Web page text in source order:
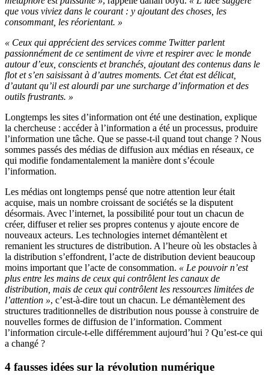
que vous viviez dans le courant : y ajoutant des choses, les
consommant, les réorientant. »
« Ceux qui apprécient des services comme Twitter parlent
passionnément de ce sentiment de vivre et respirer avec le monde
autour d’eux, conscients et branchés, ajoutant des contenus dans le
flot et s’en saisissant à d’autres moments. Cet état est délicat,
d’autant qu’il est alourdi par une surcharge d’information et des
outils frustrants. »
Longtemps les sites d’information ont été une destination, explique
la chercheuse : accéder à l’information a été un processus, produire
l’information une tâche. Que se passe-t-il quand tout change ? Nous
sommes passés des médias de diffusion aux médias en réseaux, ce
qui modifie fondamentalement la manière dont s’écoule
l’information.
Les médias ont longtemps pensé que notre attention leur était
acquise, mais un nombre croissant de sociétés se la disputent
désormais. Avec l’internet, la possibilité pour tout un chacun de
créer, diffuser et relier ses propres contenus y ajoute encore de
nouveaux acteurs. Les technologies internet démantèlent et
remanient les structures de distribution. A l’heure où les obstacles à
la distribution s’effondrent, l’acte de distribution devient beaucoup
moins important que l’acte de consommation. « Le pouvoir n’est
plus entre les mains de ceux qui contrôlent les canaux de
distribution, mais de ceux qui contrôlent les ressources limitées de
l’attention », c’est-à-dire tout un chacun. Le démantèlement des
structures traditionnelles de distribution nous pousse à construire de
nouvelles formes de diffusion de l’information. Comment
l’information circule-t-elle différemment aujourd’hui ? Qu’est-ce qui
a changé ?
4 fausses idées sur la révolution numérique